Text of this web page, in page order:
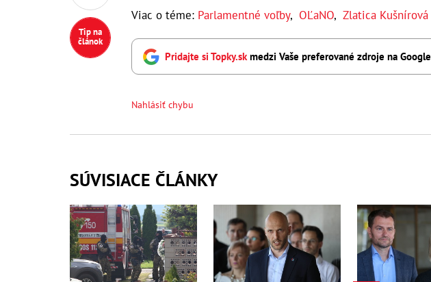
Tip na
článok
Viac o téme: Parlamentné voľby, OĽaNO, Zlatica Kušnírová
Pridajte si Topky.sk medzi Vaše preferované zdroje na Google
Nahlásiť chybu
SÚVISIACE ČLÁNKY